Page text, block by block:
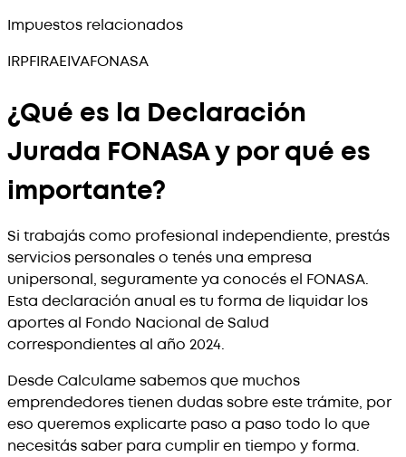
Impuestos relacionados
IRPFIRAEIVAFONASA
¿Qué es la Declaración
Jurada FONASA y por qué es
importante?
Si trabajás como profesional independiente, prestás
servicios personales o tenés una empresa
unipersonal, seguramente ya conocés el FONASA.
Esta declaración anual es tu forma de liquidar los
aportes al Fondo Nacional de Salud
correspondientes al año 2024.
Desde Calculame sabemos que muchos
emprendedores tienen dudas sobre este trámite, por
eso queremos explicarte paso a paso todo lo que
necesitás saber para cumplir en tiempo y forma.